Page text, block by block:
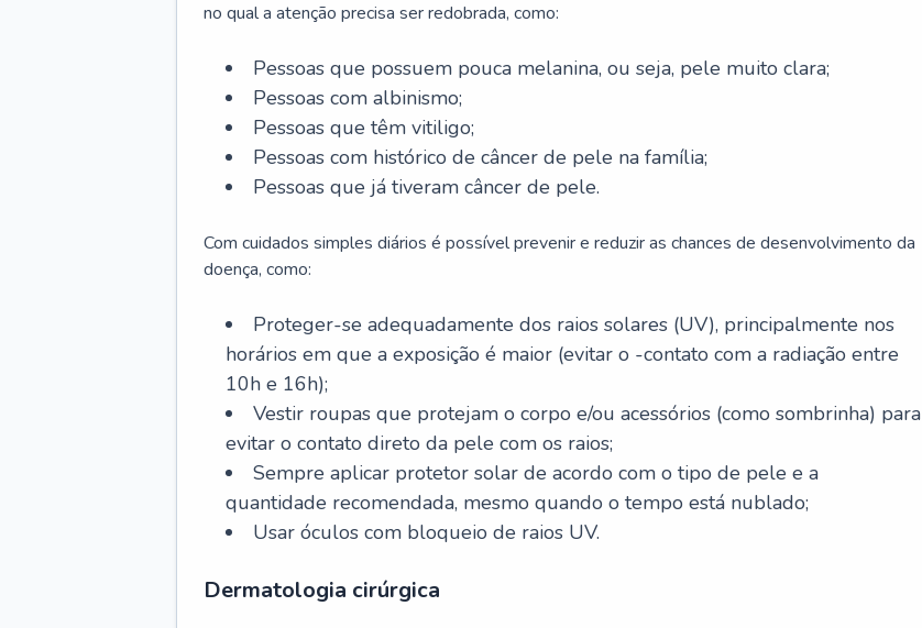
no qual a atenção precisa ser redobrada, como:
Pessoas que possuem pouca melanina, ou seja, pele muito clara;
Pessoas com albinismo;
Pessoas que têm vitiligo;
Pessoas com histórico de câncer de pele na família;
Pessoas que já tiveram câncer de pele.
Com cuidados simples diários é possível prevenir e reduzir as chances de desenvolvimento da
doença, como:
Proteger-se adequadamente dos raios solares (UV), principalmente nos
horários em que a exposição é maior (evitar o -contato com a radiação entre
10h e 16h);
Vestir roupas que protejam o corpo e/ou acessórios (como sombrinha) para
evitar o contato direto da pele com os raios;
Sempre aplicar protetor solar de acordo com o tipo de pele e a
quantidade recomendada, mesmo quando o tempo está nublado;
Usar óculos com bloqueio de raios UV.
Dermatologia cirúrgica